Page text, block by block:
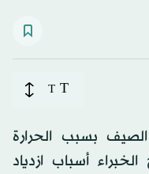
T
T
بسبب الحرارة
أسباب ازدياد